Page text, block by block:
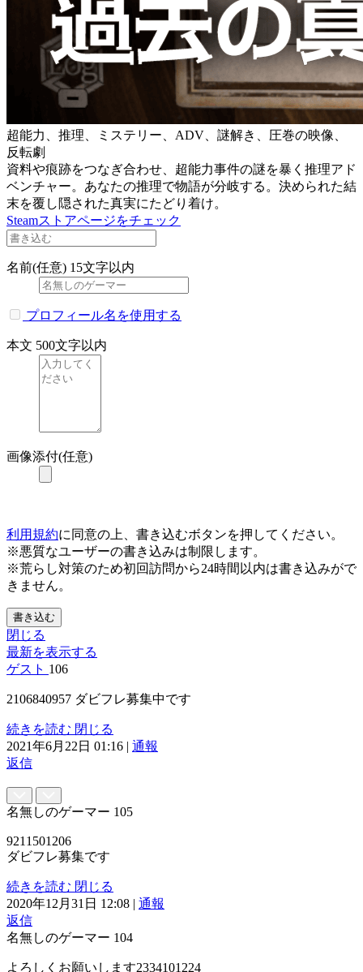
超能力、推理、ミステリー、ADV、謎解き、圧巻の映像、
反転劇
資料や痕跡をつなぎ合わせ、超能力事件の謎を暴く推理アド
ベンチャー。あなたの推理で物語が分岐する。決められた結
末を覆し隠された真実にたどり着け。
Steamストアページをチェック
名前(任意) 15文字以内
プロフィール名を使用する
本文 500文字以内
画像添付(任意)
利用規約に同意の上、書き込むボタンを押してください。
※悪質なユーザーの書き込みは制限します。
※荒らし対策のため初回訪問から24時間以内は書き込みがで
きません。
書き込む
閉じる
最新を表示する
ゲスト 106
2106840957 ダビフレ募集中です
続きを読む 閉じる
2021年6月22日 01:16 | 通報
返信
名無しのゲーマー 105
9211501206
ダビフレ募集です
続きを読む 閉じる
2020年12月31日 12:08 | 通報
返信
名無しのゲーマー 104
よろしくお願いします2334101224